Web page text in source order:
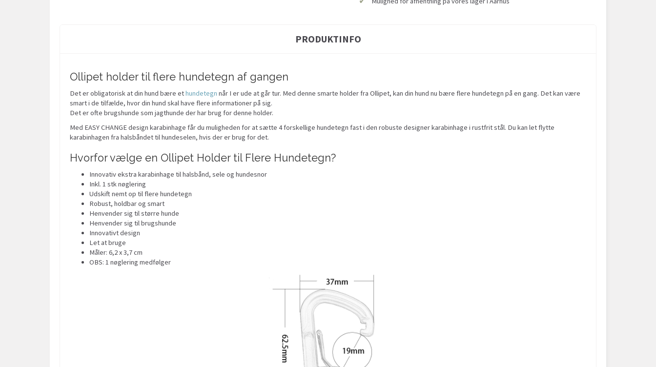
PRODUKTINFO
Ollipet holder til flere hundetegn af gangen
Det er obligatorisk at din hund bære ethundetegn når I er ude at går tur. Med denne smarte holder fra Ollipet, kan din hund nu bære flere hundetegn på en gang. Det kan være
smart i de tilfælde, hvor din hund skal have flere informationer på sig.
Det er ofte brugshunde som jagthunde der har brug for denne holder.
Med EASY CHANGE design karabinhage får du muligheden for at sætte 4 forskellige hundetegn fast i den robuste designer karabinhage i rustfrit stål. Du kan let flytte
karabinhagen fra halsbåndet til hundeselen, hvis der er brug for det.
Hvorfor vælge en Ollipet Holder til Flere Hundetegn?
Innovativ ekstra karabinhage til halsbånd, sele og hundesnor
Inkl. 1 stk nøglering
Udskift nemt op til flere hundetegn
Robust, holdbar og smart
Henvender sig til større hunde
Henvender sig til brugshunde
Innovativt design
Let at bruge
Måler: 6,2 x 3,7 cm
OBS: 1 nøglering medfølger